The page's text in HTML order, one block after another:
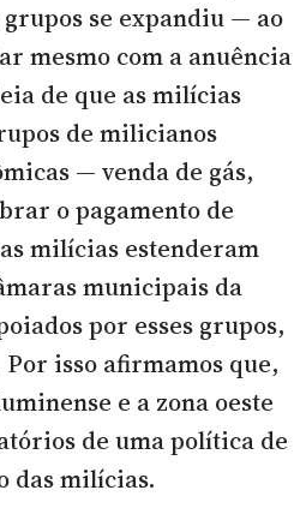
grupos se expandiu — ao
mesmo com a anuência
de que as milícias
de milicianos
— venda de gás,
o pagamento de
milícias estenderam
municipais da
por esses grupos,
isso afirmamos que,
e a zona oeste
de uma política de
das milícias.